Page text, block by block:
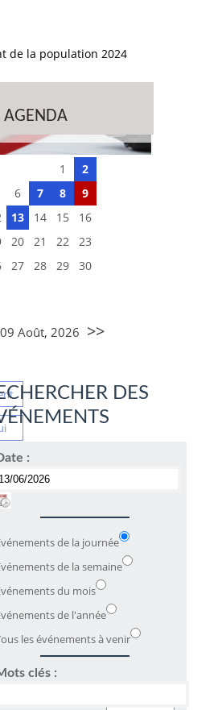
de la population 2024
AGENDA
1
2
6 7 8
9
13 14 15
16
20 21 22
23
27 28 29
30
09 Août, 2026 >>
DES
:
de la journée
de la semaine
du mois
de l'année
les événements à venir
Mots clés :